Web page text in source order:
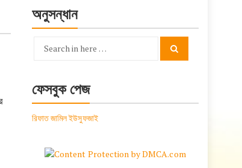
অনুসন্ধান
Search
ফেসবুক পেজ
রিফাত জামিল ইউসুফজাই